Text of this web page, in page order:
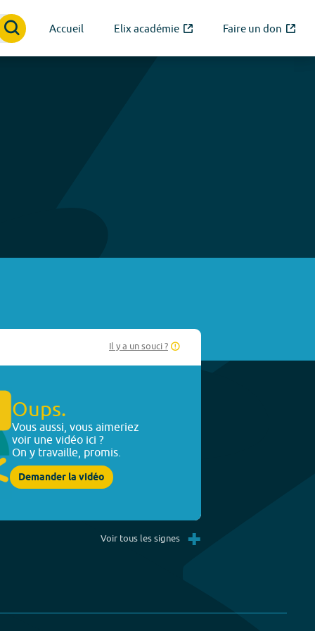
Accueil Elix académie Faire un don
Il y a un souci ?
Oups.
Vous aussi, vous aimeriez
voir une vidéo ici ?
On y travaille, promis.
Demander la vidéo
Voir tous les signes +